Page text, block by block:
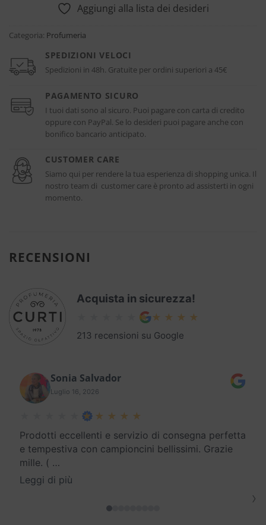
Aggiungi alla lista dei desideri
Categoria: Profumeria
SPEDIZIONI VELOCI
Spedizioni in 48h. Gratuite per ordini superiori a 45€
PAGAMENTO SICURO
I tuoi dati sono al sicuro. Puoi pagare con carta di credito
oppure con PayPal. Se lo desideri puoi pagare anche con
bonifico bancario anticipato.
CUSTOMER CARE
Siamo qui per rendere la tua esperienza di shopping unica. Il
nostro team di customer care è pronto ad assisterti in ogni
momento.
RECENSIONI
Acquista in sicurezza!
213 recensioni su Google
Sonia Salvador
Luglio 16, 2026
Prodotti eccellenti e servizio di consegna perfetta
e tempestiva con campioncini bellissimi. Grazie
mille. ( …
Leggi di più
›